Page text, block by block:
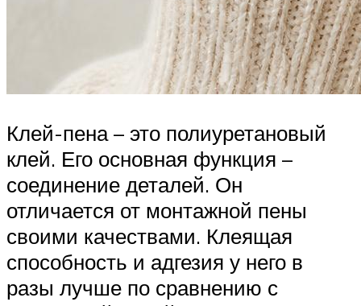
Клей-пена – это полиуретановый
клей. Его основная функция –
соединение деталей. Он
отличается от монтажной пены
своими качествами. Клеящая
способность и адгезия у него в
разы лучше по сравнению с